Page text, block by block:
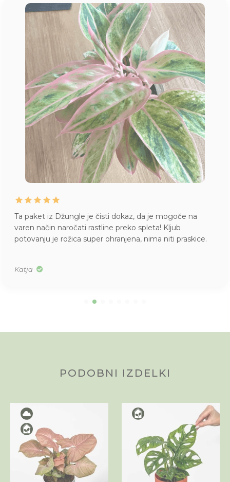
Ta paket iz Džungle je čisti dokaz, da je mogoče na
varen način naročati rastline preko spleta! Kljub
potovanju je rožica super ohranjena, nima niti praskice.
Katja
PODOBNI IZDELKI